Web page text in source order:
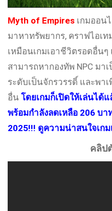
Myth of Empires เกมออน
มาหาทรัพยากร, คราฟไอเ
เหมือนเกมเอาชีวิตรอดอื่น
สามารถหากองทัพ NPC มา
ระดับเป็นจักรวรรดิ์ และพา
อื่น โดยเกมก็เปิดให้เล่นได้
พร้อมกำลังลดเหลือ 206 บ
2025!!! ดูความน่าสนใจเก
คลิป